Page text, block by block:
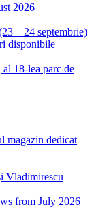
2026
– 24 septembrie)
disponibile
18-lea parc de
magazin dedicat
Vladimirescu
from July 2026